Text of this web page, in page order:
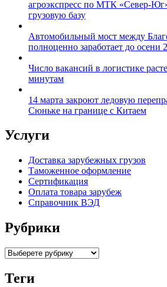
агроэкспресс по МТК «Север-Юг»
грузовую базу
Автомобильный мост между
полноценно заработает до осени
Число вакансий в логистике
минутам
14 марта закроют ледовую
Сюньке на границе с Китаем
Услуги
Доставка зарубежных грузов
Таможенное оформление
Сертификация
Оплата товара зарубеж
Справочник ВЭД
Рубрики
Categories
Теги